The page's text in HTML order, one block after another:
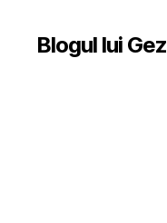
Blogul lui Gez